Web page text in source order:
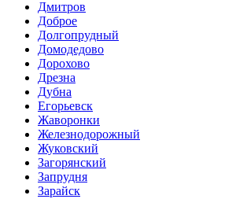
Дмитров
Доброе
Долгопрудный
Домодедово
Дорохово
Дрезна
Дубна
Егорьевск
Жаворонки
Железнодорожный
Жуковский
Загорянский
Запрудня
Зарайск